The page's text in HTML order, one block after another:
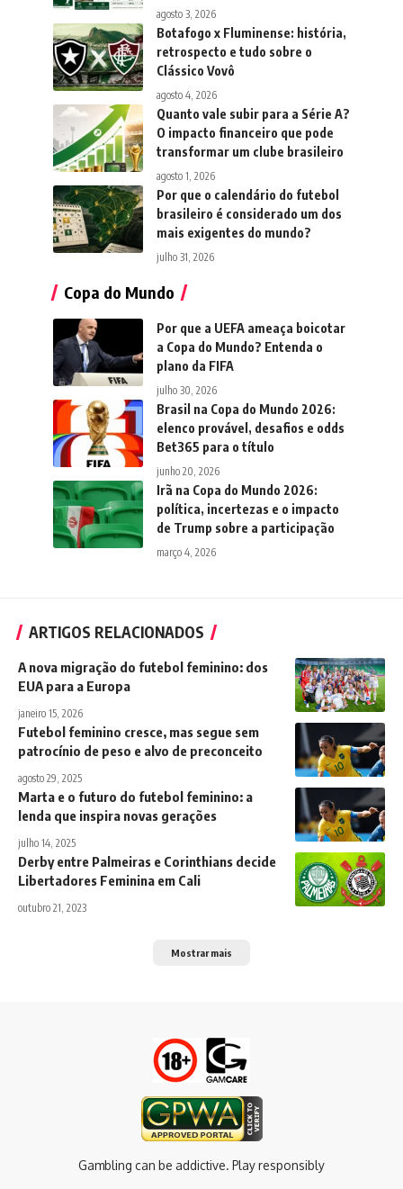
agosto 3, 2026
Botafogo x Fluminense: história,
retrospecto e tudo sobre o
Clássico Vovô
agosto 4, 2026
Quanto vale subir para a Série A?
O impacto financeiro que pode
transformar um clube brasileiro
agosto 1, 2026
Por que o calendário do futebol
brasileiro é considerado um dos
mais exigentes do mundo?
julho 31, 2026
Copa do Mundo
Por que a UEFA ameaça boicotar
a Copa do Mundo? Entenda o
plano da FIFA
julho 30, 2026
Brasil na Copa do Mundo 2026:
elenco provável, desafios e odds
Bet365 para o título
junho 20, 2026
Irã na Copa do Mundo 2026:
política, incertezas e o impacto
de Trump sobre a participação
março 4, 2026
ARTIGOS RELACIONADOS
A nova migração do futebol feminino: dos
EUA para a Europa
janeiro 15, 2026
Futebol feminino cresce, mas segue sem
patrocínio de peso e alvo de preconceito
agosto 29, 2025
Marta e o futuro do futebol feminino: a
lenda que inspira novas gerações
julho 14, 2025
Derby entre Palmeiras e Corinthians decide
Libertadores Feminina em Cali
outubro 21, 2023
Mostrar mais
Gambling can be addictive. Play responsibly